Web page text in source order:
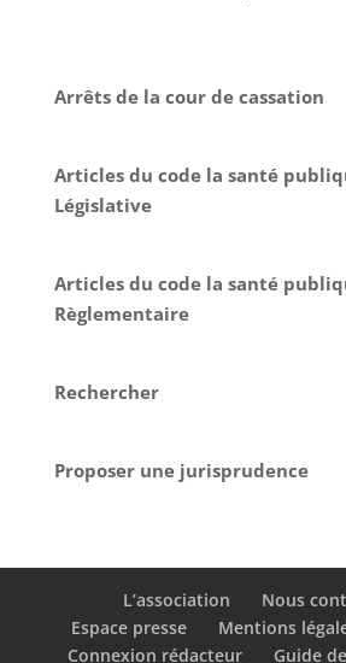
Arrêts de la cour de cassation
Articles du code la santé
Législative
Articles du code la santé
Règlementaire
Rechercher
Proposer une jurisprudence
L’association
Nous
Espace presse
Mentions
Connexion rédacteur
Guide